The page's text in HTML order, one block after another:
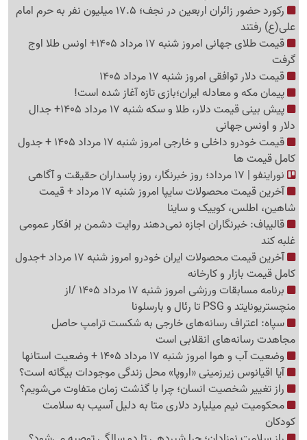
رکورد حضور زائران اربعین در نجف؛ 17.5 میلیون نفر به حرم امام
علی(ع) رفتند
قیمت طلای جهانی امروز شنبه 17 مرداد 1405+ اونس طلا اوج
گرفت
قیمت دلار توافقی امروز شنبه 17 مرداد 1405
پیمان مکه و معادله ایران؛بازی تازه آغاز شده است!
پیش ‌بینی قیمت دلار، طلا و سکه شنبه 17 مرداد 1405+ جدال
دلار و اونس جهانی
قیمت خودرو داخلی و خارجی امروز شنبه 17 مرداد 1405 + جدول
کامل قیمت ها
نوراینفو | 17 مرداد؛ روز خبرنگار، روز پاسداران حقیقت و آگاهی
آخرین قیمت محصولات سایپا امروز شنبه 17 مرداد + قیمت
شاهین، اطلس، کوییک و ساینا
قالیباف: خبرنگاران اجازه نمی‌دهند روایت دشمن بر افکار عمومی
غلبه کند
آخرین قیمت محصولات ایران خودرو امروز شنبه 17 مرداد +جدول
کامل قیمت بازار و کارخانه
برنامه مسابقات ورزشی امروز شنبه 17 مرداد 1405 /از
منچستریونایتد و PSG تا رئال و بارسلونا
سپاه: اعتراف رسانه‌های خارجی به شکست ترامپ حاصل
مجاهدت رسانه‌های انقلابی است
وضعیت آب و هوا امروز شنبه 17 مرداد 1405 + وضعیت استانها
آیا اقیانوس زیرزمینی «اروپا» محل زندگی موجودات بیگانه است؟
راز تغییر شخصیت انسان؛ چرا با گذشت زمان متفاوت می‌شویم؟
محکومیت نیم میلیارد دلاری متا به دلیل آسیب به سلامت
کودکان